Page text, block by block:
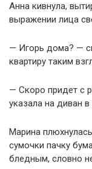
Анна кивнула,
выражении лица
— Игорь дома? —
квартиру таким
— Скоро придет с
указала на диван в
Марина
сумочки пачку
бледным, словно